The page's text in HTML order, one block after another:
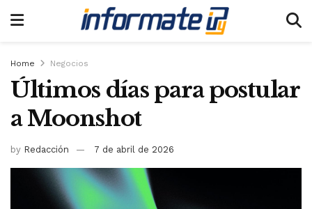
Home Negocios
Últimos días para postular
a Moonshot
by Redacción 7 de abril de 2026